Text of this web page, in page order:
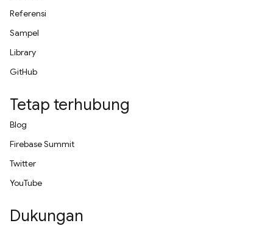
Referensi
Sampel
Library
GitHub
Tetap terhubung
Blog
Firebase Summit
Twitter
YouTube
Dukungan